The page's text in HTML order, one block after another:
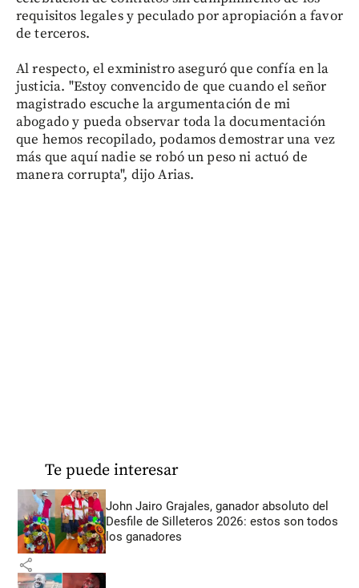
requisitos legales y peculado por apropiación a favor
de terceros.
Al respecto, el exministro aseguró que confía en la
justicia. "Estoy convencido de que cuando el señor
magistrado escuche la argumentación de mi
abogado y pueda observar toda la documentación
que hemos recopilado, podamos demostrar una vez
más que aquí nadie se robó un peso ni actuó de
manera corrupta", dijo Arias.
Te puede interesar
John Jairo Grajales, ganador absoluto del
Desfile de Silleteros 2026: estos son todos
los ganadores
share